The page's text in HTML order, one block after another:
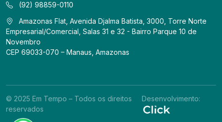
(92) 98859-0110
Amazonas Flat, Avenida Djalma Batista, 3000, Torre Norte
Empresarial/Comercial, Salas 31 e 32 - Bairro Parque 10 de
Novembro
CEP 69033-070 – Manaus, Amazonas
© 2025 Em Tempo – Todos os direitos
reservados
Desenvolvimento: